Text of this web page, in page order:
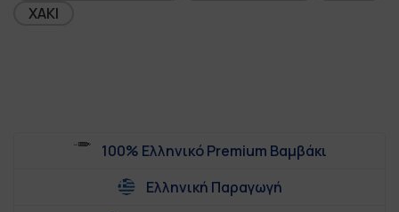
ΧΑΚΙ
100% Ελληνικό Premium Βαμβάκι
Ελληνική Παραγωγή